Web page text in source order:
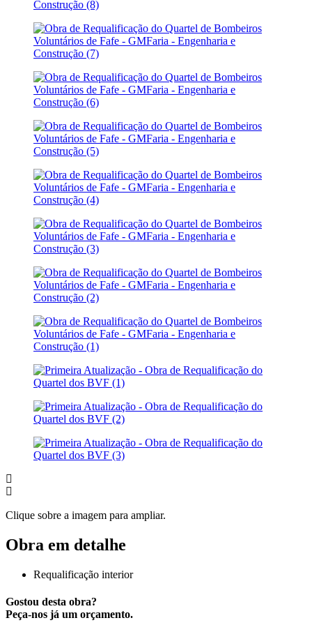
Clique sobre a imagem para ampliar.
Obra em detalhe
Requalificação interior
Gostou desta obra?
Peça-nos já um orçamento.